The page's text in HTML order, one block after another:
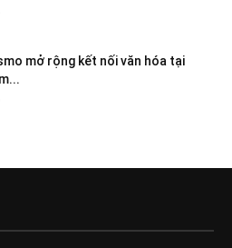
mở rộng kết nối văn hóa tại